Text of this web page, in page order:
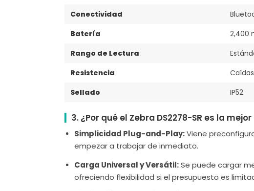
Conectividad
Batería
2,400
Rango de Lectura
Resistencia
Sellado
IP52
3. ¿Por qué el Zebra DS2278-SR es la
Simplicidad Plug-and-Play:Viene
empezar a trabajar de inmediato.
Carga Universal y Versátil:Se puede cargar
ofreciendo flexibilidad si el presupuesto es